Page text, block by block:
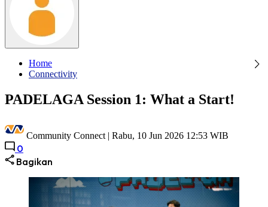
Home
Connectivity
PADELAGA Session 1: What a Start!
Community Connect | Rabu, 10 Jun 2026 12:53 WIB
0
Bagikan